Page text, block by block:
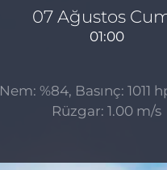
07 Ağustos
01:00
Nem: %84, Basınç: 1011
Rüzgar: 1.00 m/s